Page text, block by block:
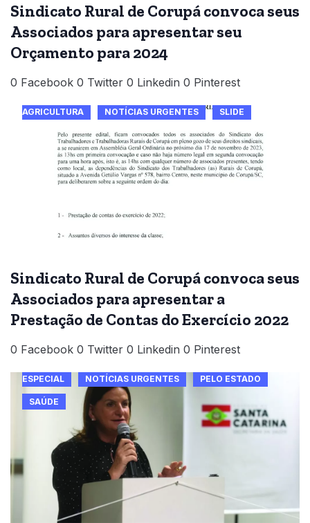
Sindicato Rural de Corupá convoca seus
Associados para apresentar seu
Orçamento para 2024
0 Facebook 0 Twitter 0 Linkedin 0 Pinterest
AGRICULTURA NOTÍCIAS URGENTES SLIDE
Sindicato Rural de Corupá convoca seus
Associados para apresentar a
Prestação de Contas do Exercício 2022
0 Facebook 0 Twitter 0 Linkedin 0 Pinterest
ESPECIAL NOTÍCIAS URGENTES PELO ESTADO
SAÚDE